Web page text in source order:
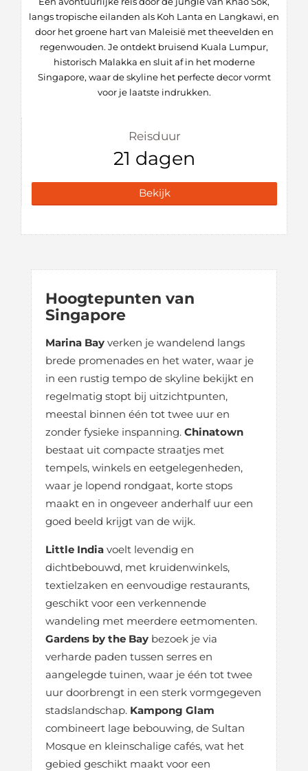
langs tropische eilanden als Koh Lanta en Langkawi, en
door het groene hart van Maleisië met theevelden en
regenwouden. Je ontdekt bruisend Kuala Lumpur,
historisch Malakka en sluit af in het moderne
Singapore, waar de skyline het perfecte decor vormt
voor je laatste indrukken.
Reisduur
21 dagen
Bekijk
Hoogtepunten van
Singapore
Marina Bay verken je wandelend langs
brede promenades en het water, waar je
in een rustig tempo de skyline bekijkt en
regelmatig stopt bij uitzichtpunten,
meestal binnen één tot twee uur en
zonder fysieke inspanning. Chinatown
bestaat uit compacte straatjes met
tempels, winkels en eetgelegenheden,
waar je lopend rondgaat, korte stops
maakt en in ongeveer anderhalf uur een
goed beeld krijgt van de wijk.
Little India voelt levendig en
dichtbebouwd, met kruidenwinkels,
textielzaken en eenvoudige restaurants,
geschikt voor een verkennende
wandeling met meerdere eetmomenten.
Gardens by the Bay bezoek je via
verharde paden tussen serres en
aangelegde tuinen, waar je één tot twee
uur doorbrengt in een sterk vormgegeven
stadslandschap. Kampong Glam
combineert lage bebouwing, de Sultan
Mosque en kleinschalige cafés, wat het
gebied geschikt maakt voor een